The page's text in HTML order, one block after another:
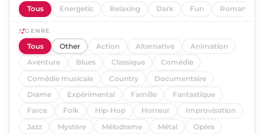
Tous Energetic Relaxing Dark Fun Romantic
GENRE
Tous Other Action Alternative
Animation
Aventure
Blues Classique
Comédie
Comédie musicale
Country
Documentaire
Drame
Expérimental Famille
Fantastique
Farce
Folk Hip-Hop Horreur
Improvisation
Jazz
Mystère Mélodrame Métal
Opéra